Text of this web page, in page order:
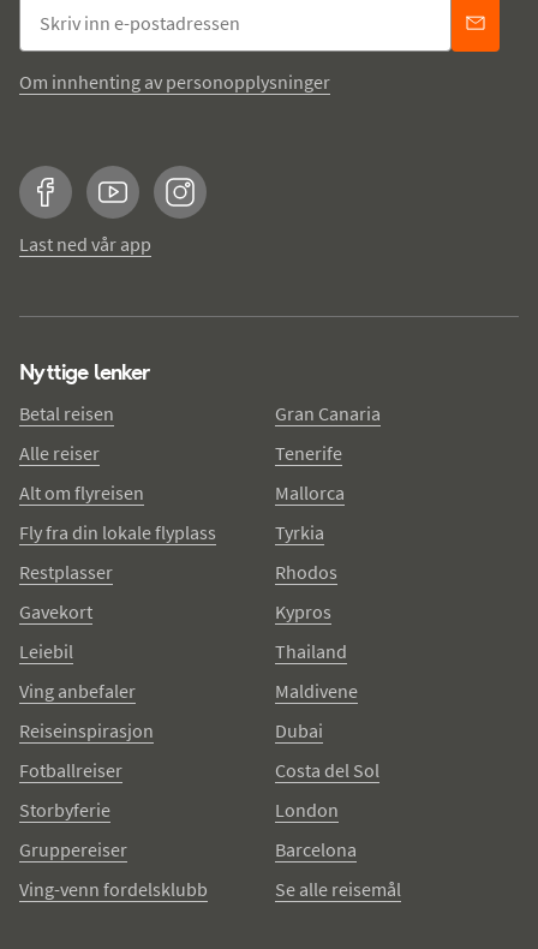
Om innhenting av personopplysninger
FacebookYouTubeInstagram
Last ned vår app
Nyttige lenker
Betal reisen
Alle reiser
Alt om flyreisen
Fly fra din lokale flyplass
Restplasser
Gavekort
Leiebil
Ving anbefaler
Reiseinspirasjon
Fotballreiser
Storbyferie
Gruppereiser
Ving-venn fordelsklubb
Gran Canaria
Tenerife
Mallorca
Tyrkia
Rhodos
Kypros
Thailand
Maldivene
Dubai
Costa del Sol
London
Barcelona
Se alle reisemål